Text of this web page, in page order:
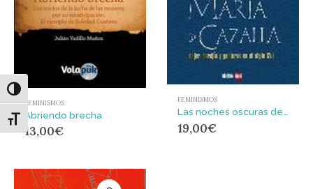
Alternar alto contraste
Alternar tamaño de letra
FEMINISMOS
Abriendo brecha
13,00€
FEMINISMOS
19,00€